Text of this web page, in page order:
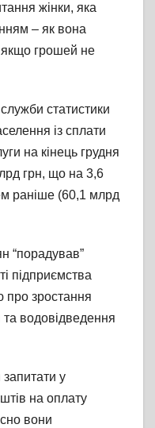
жінки, яка
– як вона
якщо грошей не
статистики
із сплати
на кінець грудня
грн, що на 3,6
раніше (60,1 млрд
“порадував”
підприємства
про зростання
водовідведення
у
на оплату
вони